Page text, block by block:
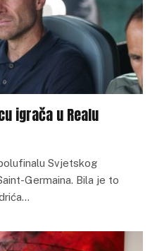
igrača u Realu
Svjetskog
Germaina. Bila je to